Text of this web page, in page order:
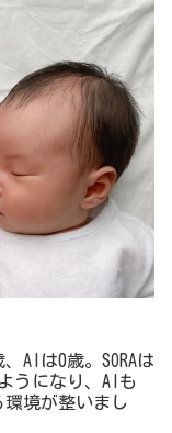
AIは0歳。SORAは
うになり、AIも
環境が整いまし